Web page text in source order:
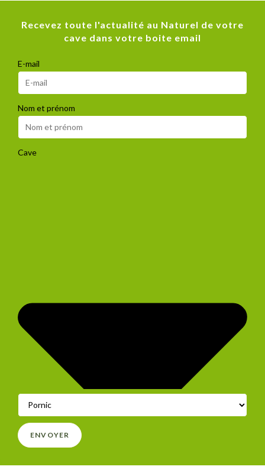
Recevez toute l'actualité au Naturel de votre
cave dans votre boite email
E-mail
Nom et prénom
Cave
ENVOYER